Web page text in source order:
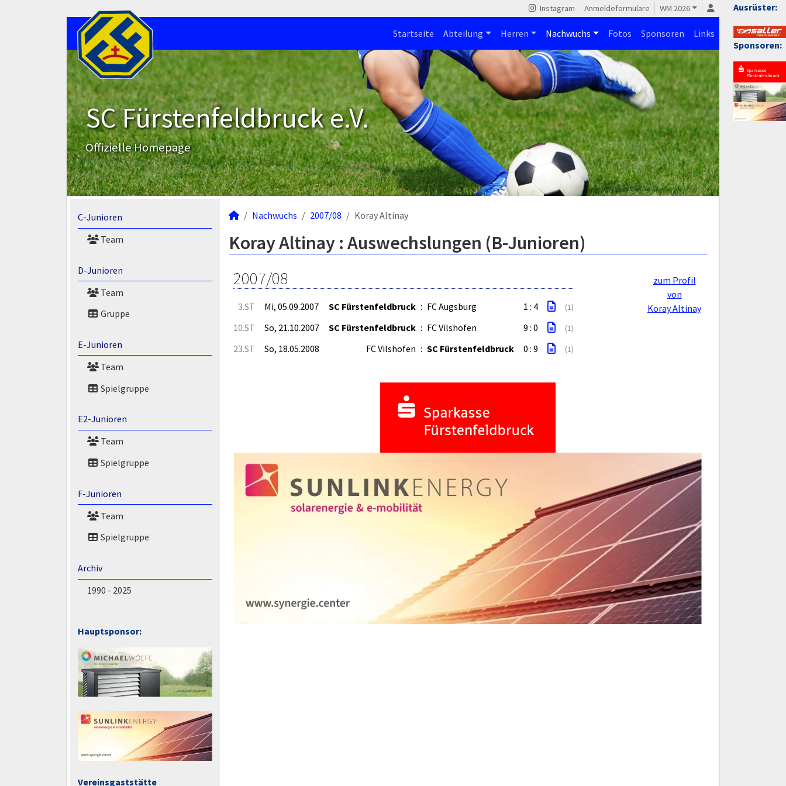
Ausrüster:
Sponsoren:
Instagram Anmeldeformulare WM 2026
Startseite Abteilung Herren Nachwuchs Fotos Sponsoren Links
SC Fürstenfeldbruck e.V.
Offizielle Homepage
C-Junioren
Team
D-Junioren
Team
Gruppe
E-Junioren
Team
Spielgruppe
E2-Junioren
Team
Spielgruppe
F-Junioren
Team
Spielgruppe
Archiv
1990 - 2025
Hauptsponsor:
Vereinsgaststätte
Nachwuchs 2007/08 Koray Altinay
Koray Altinay : Auswechslungen (B-Junioren)
zum Profil
von
Koray Altinay
2007/08
3.ST Mi, 05.09.2007 SC Fürstenfeldbruck : FC Augsburg 1 : 4 (1)
10.ST So, 21.10.2007 SC Fürstenfeldbruck : FC Vilshofen 9 : 0 (1)
23.ST So, 18.05.2008 FC Vilshofen : SC Fürstenfeldbruck 0 : 9 (1)